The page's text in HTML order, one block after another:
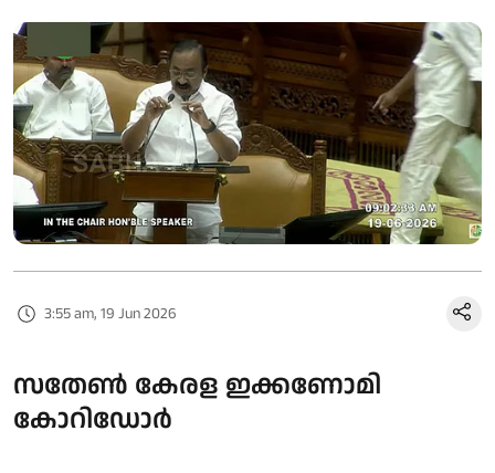
3:55 am, 19 Jun 2026
സതേൺ കേരള ഇക്കണോമി
കോറിഡോർ